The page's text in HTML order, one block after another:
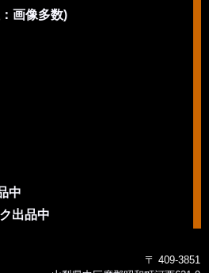
画像多数)
中
出品中
〒 409-3851